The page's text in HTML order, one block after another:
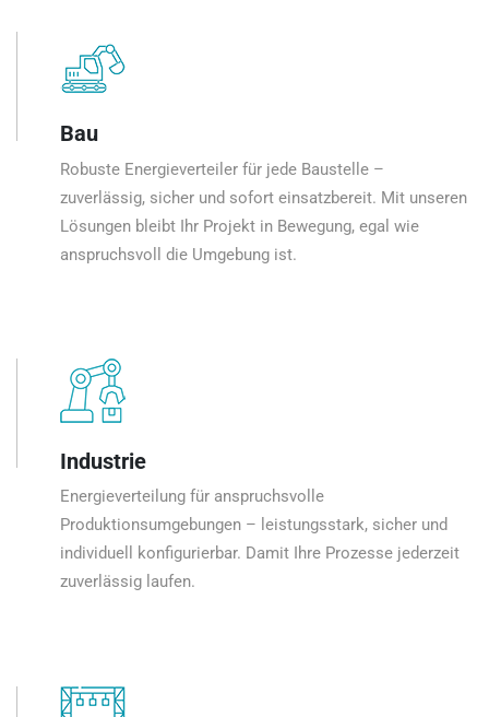
Bau
Robuste Energieverteiler für jede Baustelle –
zuverlässig, sicher und sofort einsatzbereit. Mit unseren
Lösungen bleibt Ihr Projekt in Bewegung, egal wie
anspruchsvoll die Umgebung ist.
Industrie
Energieverteilung für anspruchsvolle
Produktionsumgebungen – leistungsstark, sicher und
individuell konfigurierbar. Damit Ihre Prozesse jederzeit
zuverlässig laufen.